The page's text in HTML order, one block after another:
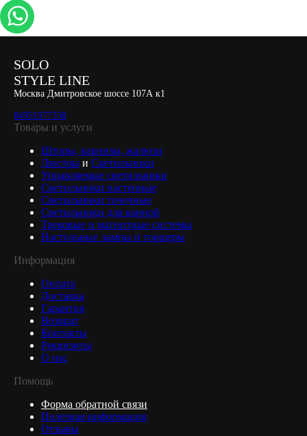
SOLO
STYLE LINE
Москва Дмитровское шоссе 107А к1
84951977330
Товары и услуги
Шторы, карнизы, жалюзи
Люстры и Светильники
Управляемые светильники
Светильники настенные
Светильники точечные
Светильники для ванной
Трековые и магнитные системы
Настольные лампы и торшеры
Информация
Оплата
Доставка
Гарантия
Возврат
Контакты
Реквизиты
О нас
Помощь
Форма обратной связи
Полезная информация
Отзывы